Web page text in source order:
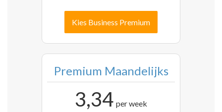
Kies Business Premium
Premium Maandelijks
3,34 per week